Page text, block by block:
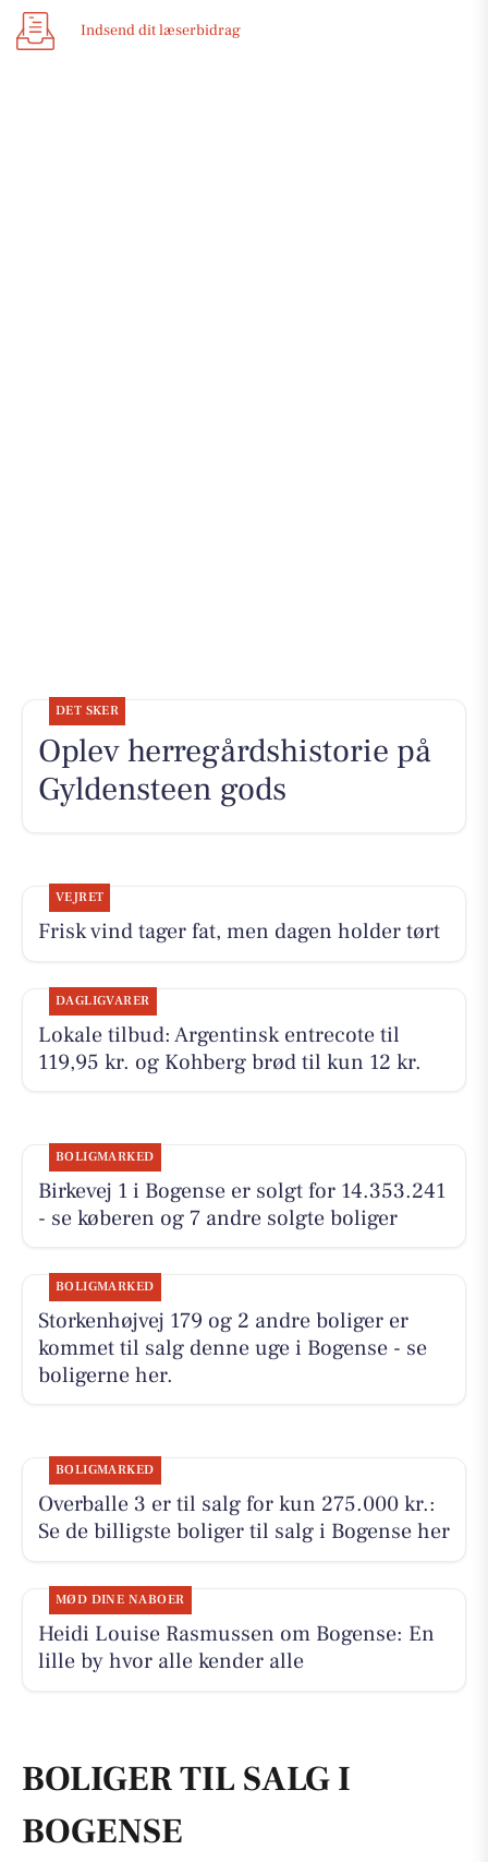
Indsend dit læserbidrag
DET SKER
Oplev herregårdshistorie på
Gyldensteen gods
VEJRET
Frisk vind tager fat, men dagen holder tørt
DAGLIGVARER
Lokale tilbud: Argentinsk entrecote til
119,95 kr. og Kohberg brød til kun 12 kr.
BOLIGMARKED
Birkevej 1 i Bogense er solgt for 14.353.241
- se køberen og 7 andre solgte boliger
BOLIGMARKED
Storkenhøjvej 179 og 2 andre boliger er
kommet til salg denne uge i Bogense - se
boligerne her.
BOLIGMARKED
Overballe 3 er til salg for kun 275.000 kr.:
Se de billigste boliger til salg i Bogense her
MØD DINE NABOER
Heidi Louise Rasmussen om Bogense: En
lille by hvor alle kender alle
BOLIGER TIL SALG I
BOGENSE